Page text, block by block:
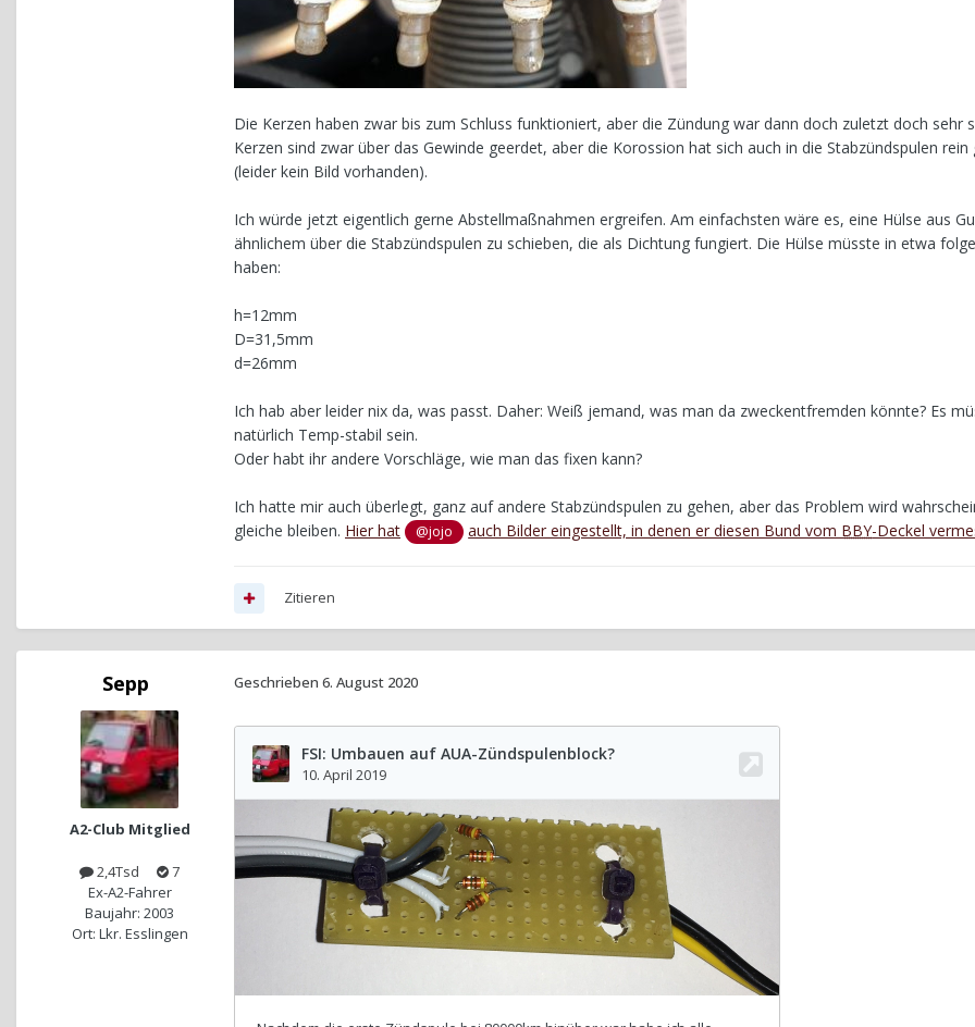
Die Kerzen haben zwar bis zum Schluss funktioniert, aber die Zündung war dann doch zuletzt doch sehr
Kerzen sind zwar über das Gewinde geerdet, aber die Korossion hat sich auch in die Stabzündspulen
(leider kein Bild vorhanden).
Ich würde jetzt eigentlich gerne Abstellmaßnahmen ergreifen. Am einfachsten wäre es, eine Hülse aus
ähnlichem über die Stabzündspulen zu schieben, die als Dichtung fungiert. Die Hülse müsste in etwa
haben:
h=12mm
D=31,5mm
d=26mm
Ich hab aber leider nix da, was passt. Daher: Weiß jemand, was man da zweckentfremden könnte? Es
natürlich Temp-stabil sein.
Oder habt ihr andere Vorschläge, wie man das fixen kann?
Ich hatte mir auch überlegt, ganz auf andere Stabzündspulen zu gehen, aber das Problem wird
gleiche bleiben. Hier hat @jojo auch Bilder eingestellt, in denen er diesen Bund vom BBY-Deckel
Zitieren
Sepp
A2-Club Mitglied
2,4Tsd
7
Ex-A2-Fahrer
Baujahr: 2003
Ort: Lkr. Esslingen
Geschrieben 6. August 2020